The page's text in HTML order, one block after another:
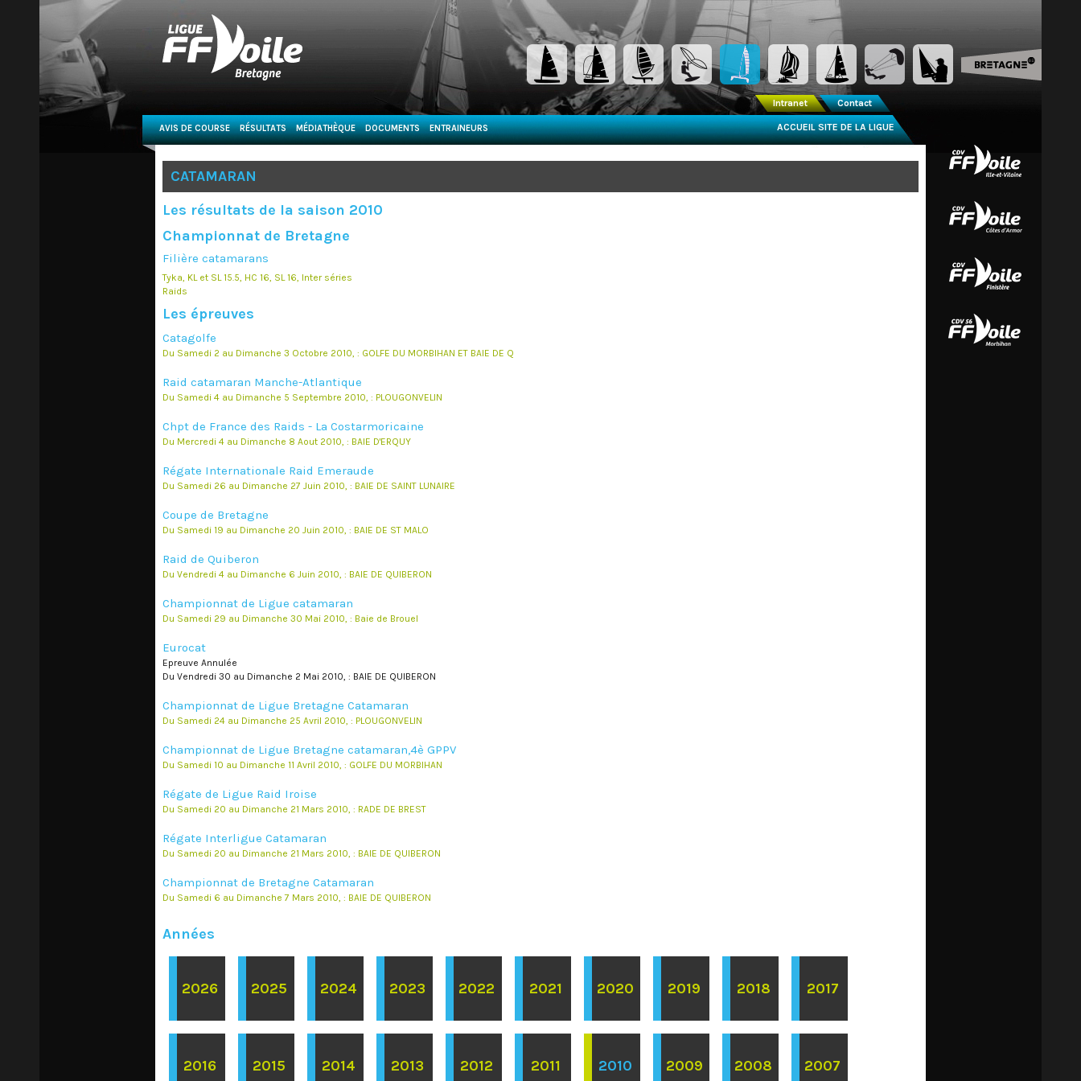
CATAMARAN
Les résultats de la saison 2010
Championnat de Bretagne
Filière catamarans
Tyka, KL et SL 15.5, HC 16, SL 16, Inter séries
Raids
Les épreuves
Catagolfe
Du Samedi 2 au Dimanche 3 Octobre 2010, : GOLFE DU MORBIHAN ET BAIE DE Q
Raid catamaran Manche-Atlantique
Du Samedi 4 au Dimanche 5 Septembre 2010, : PLOUGONVELIN
Chpt de France des Raids - La Costarmoricaine
Du Mercredi 4 au Dimanche 8 Aout 2010, : BAIE D'ERQUY
Régate Internationale Raid Emeraude
Du Samedi 26 au Dimanche 27 Juin 2010, : BAIE DE SAINT LUNAIRE
Coupe de Bretagne
Du Samedi 19 au Dimanche 20 Juin 2010, : BAIE DE ST MALO
Raid de Quiberon
Du Vendredi 4 au Dimanche 6 Juin 2010, : BAIE DE QUIBERON
Championnat de Ligue catamaran
Du Samedi 29 au Dimanche 30 Mai 2010, : Baie de Brouel
Eurocat
Epreuve Annulée
Du Vendredi 30 au Dimanche 2 Mai 2010, : BAIE DE QUIBERON
Championnat de Ligue Bretagne Catamaran
Du Samedi 24 au Dimanche 25 Avril 2010, : PLOUGONVELIN
Championnat de Ligue Bretagne catamaran,4è GPPV
Du Samedi 10 au Dimanche 11 Avril 2010, : GOLFE DU MORBIHAN
Régate de Ligue Raid Iroise
Du Samedi 20 au Dimanche 21 Mars 2010, : RADE DE BREST
Régate Interligue Catamaran
Du Samedi 20 au Dimanche 21 Mars 2010, : BAIE DE QUIBERON
Championnat de Bretagne Catamaran
Du Samedi 6 au Dimanche 7 Mars 2010, : BAIE DE QUIBERON
Années
2026 2025 2024 2023 2022 2021 2020 2019 2018 2017
2016 2015 2014 2013 2012 2011 2010 2009 2008 2007
Contact
Intranet
ACCUEIL SITE DE LA LIGUE
AVIS DE COURSE RÉSULTATS MÉDIATHÈQUE DOCUMENTS ENTRAINEURS